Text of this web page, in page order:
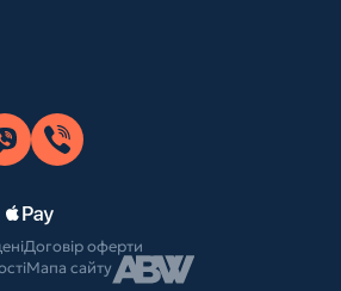
Договір оферти
Мапа сайту